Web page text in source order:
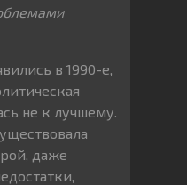
в 1990-е,
не к лучшему.
даже